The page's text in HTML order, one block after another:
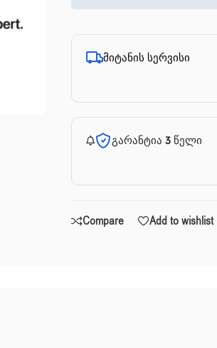
მიტანის სერვისი
გარანტია 3 წელი
Compare Add to wishlist